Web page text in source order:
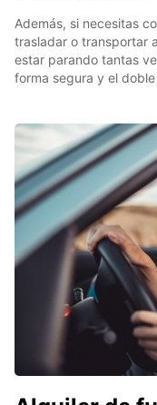
Además, si necesitas
trasladar o transportar
estar parando tantas
forma segura y el